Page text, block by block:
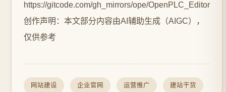
https://gitcode.com/gh_mirrors/ope/OpenPLC_Editor
创作声明：本文部分内容由AI辅助生成（AIGC），
仅供参考
网站建设 企业官网 运营推广 建站干货